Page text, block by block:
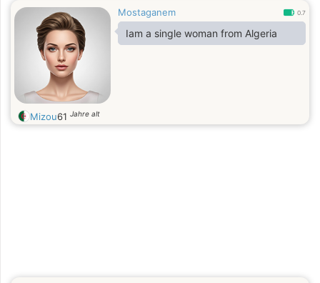
Mostaganem 0.7
Iam a single woman from Algeria
Mizou61 Jahre alt